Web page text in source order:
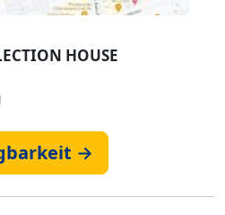
HOUSE
→